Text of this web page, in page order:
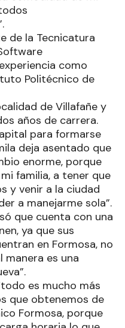
hay muchas
muy cerca de
comodidad de mi
de la Tecnicatura
como
Politécnico de
de Villafañe y
años de carrera.
para formarse
deja asentado que
enorme, porque
familia, a tener que
y venir a la ciudad
a manejarme sola”.
que cuenta con una
ya que sus
en Formosa, no
manera es una